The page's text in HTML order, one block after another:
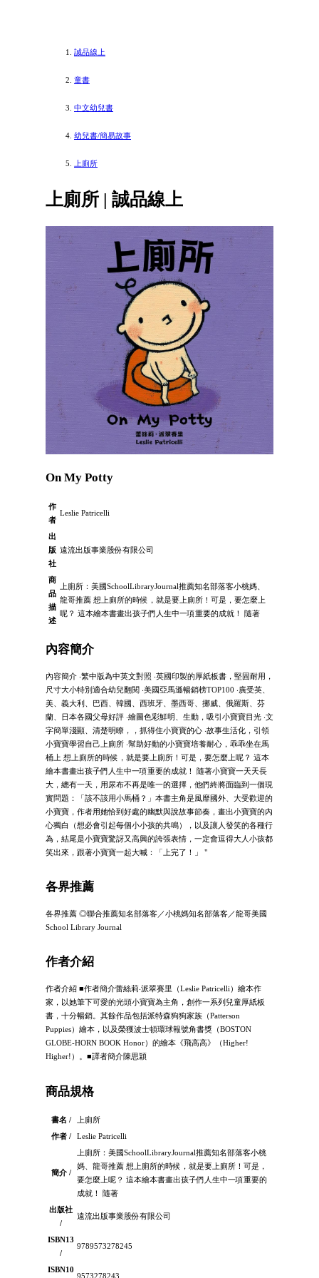
誠品線上
童書
中文幼兒書
幼兒書/簡易故事
上廁所
上廁所 | 誠品線上
On My Potty
作
者
Leslie Patricelli
出
版
社
遠流出版事業股份有限公司
商
品
描
述
上廁所：美國SchoolLibraryJournal推薦知名部落客小桃媽、
龍哥推薦 想上廁所的時候，就是要上廁所！可是，要怎麼上
呢？ 這本繪本書畫出孩子們人生中一項重要的成就！ 隨著
內容簡介
內容簡介 ‧繁中版為中英文對照 ‧英國印製的厚紙板書，堅固耐用，
尺寸大小特別適合幼兒翻閱 ‧美國亞馬遜暢銷榜TOP100 ‧廣受英、
美、義大利、巴西、韓國、西班牙、墨西哥、挪威、俄羅斯、芬
蘭、日本各國父母好評 ‧繪圖色彩鮮明、生動，吸引小寶寶目光 ‧文
字簡單淺顯、清楚明瞭，，抓得住小寶寶的心 ‧故事生活化，引領
小寶寶學習自己上廁所 ‧幫助好動的小寶寶培養耐心，乖乖坐在馬
桶上 想上廁所的時候，就是要上廁所！可是，要怎麼上呢？ 這本
繪本書畫出孩子們人生中一項重要的成就！ 隨著小寶寶一天天長
大，總有一天，用尿布不再是唯一的選擇，他們終將面臨到一個現
實問題：「該不該用小馬桶？」本書主角是風靡國外、大受歡迎的
小寶寶，作者用她恰到好處的幽默與說故事節奏，畫出小寶寶的內
心獨白（想必會引起每個小小孩的共鳴），以及讓人發笑的各種行
為，結尾是小寶寶驚訝又高興的誇張表情，一定會逗得大人小孩都
笑出來，跟著小寶寶一起大喊：「上完了！」 "
各界推薦
各界推薦 ◎聯合推薦知名部落客／小桃媽知名部落客／龍哥美國
School Library Journal
作者介紹
作者介紹 ■作者簡介蕾絲莉‧派翠賽里（Leslie Patricelli）繪本作
家，以她筆下可愛的光頭小寶寶為主角，創作一系列兒童厚紙板
書，十分暢銷。其餘作品包括派特森狗狗家族（Patterson
Puppies）繪本，以及榮獲波士頓環球報號角書獎（BOSTON
GLOBE-HORN BOOK Honor）的繪本《飛高高》（Higher!
Higher!）。■譯者簡介陳思穎
商品規格
書名 /
上廁所
作者 /
Leslie Patricelli
簡介 /
上廁所：美國SchoolLibraryJournal推薦知名部落客小桃
媽、龍哥推薦 想上廁所的時候，就是要上廁所！可是，
要怎麼上呢？ 這本繪本書畫出孩子們人生中一項重要的
成就！ 隨著
出版社
/
遠流出版事業股份有限公司
ISBN13
/
9789573278245
ISBN10
9573278243